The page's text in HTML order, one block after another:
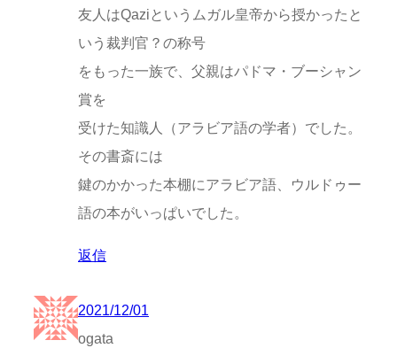
友人はQaziというムガル皇帝から授かったと
いう裁判官？の称号
をもった一族で、父親はパドマ・ブーシャン
賞を
受けた知識人（アラビア語の学者）でした。
その書斎には
鍵のかかった本棚にアラビア語、ウルドゥー
語の本がいっぱいでした。
返信
2021/12/01
ogata